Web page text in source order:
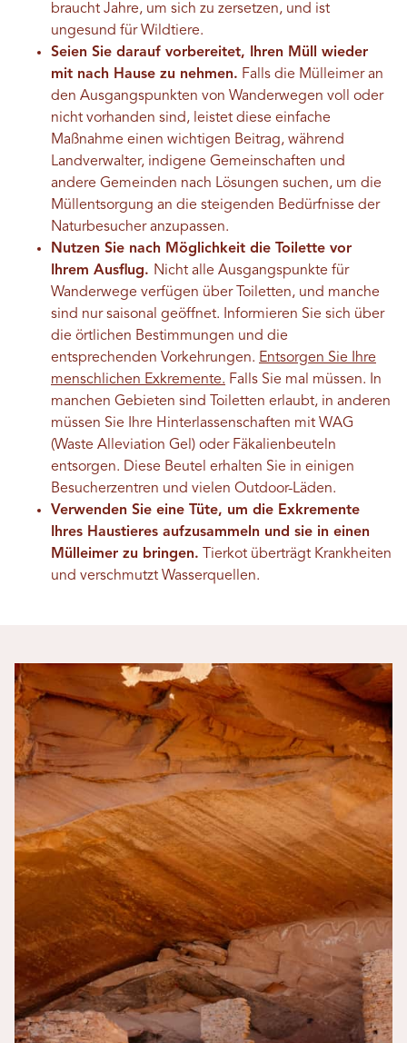
braucht Jahre, um sich zu zersetzen, und ist
ungesund für Wildtiere.
Seien Sie darauf vorbereitet, Ihren Müll wieder
mit nach Hause zu nehmen. Falls die Mülleimer an
den Ausgangspunkten von Wanderwegen voll oder
nicht vorhanden sind, leistet diese einfache
Maßnahme einen wichtigen Beitrag, während
Landverwalter, indigene Gemeinschaften und
andere Gemeinden nach Lösungen suchen, um die
Müllentsorgung an die steigenden Bedürfnisse der
Naturbesucher anzupassen.
Nutzen Sie nach Möglichkeit die Toilette vor
Ihrem Ausflug. Nicht alle Ausgangspunkte für
Wanderwege verfügen über Toiletten, und manche
sind nur saisonal geöffnet. Informieren Sie sich über
die örtlichen Bestimmungen und die
entsprechenden Vorkehrungen. Entsorgen Sie Ihre
menschlichen Exkremente. Falls Sie mal müssen. In
manchen Gebieten sind Toiletten erlaubt, in anderen
müssen Sie Ihre Hinterlassenschaften mit WAG
(Waste Alleviation Gel) oder Fäkalienbeuteln
entsorgen. Diese Beutel erhalten Sie in einigen
Besucherzentren und vielen Outdoor-Läden.
Verwenden Sie eine Tüte, um die Exkremente
Ihres Haustieres aufzusammeln und sie in einen
Mülleimer zu bringen. Tierkot überträgt Krankheiten
und verschmutzt Wasserquellen.